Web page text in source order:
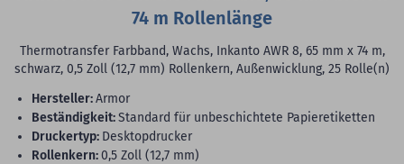
74 m Rollenlänge
Thermotransfer Farbband, Wachs, Inkanto AWR 8, 65 mm x 74 m,
schwarz, 0,5 Zoll (12,7 mm) Rollenkern, Außenwicklung, 25 Rolle(n)
Hersteller:Armor
Beständigkeit:Standard für unbeschichtete Papieretiketten
Druckertyp: Desktopdrucker
Rollenkern:0,5 Zoll (12,7 mm)